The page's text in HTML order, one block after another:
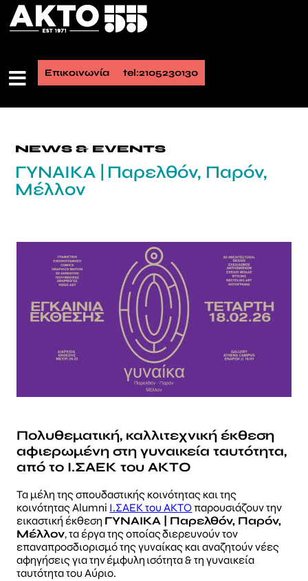
Επικοινωνία tel:2105230130
NEWS & EVENTS
ΓΥΝΑΙΚΑ | Παρελθόν, Παρόν,
Μέλλον
Πολυθεματική, καλλιτεχνική έκθεση
αφιερωμένη στη γυναικεία ταυτότητα,
από το Ι.ΣΑΕΚ του ΑΚΤΟ
Τα μέλη της σπουδαστικής κοινότητας και της
κοινότητας Alumni Ι.ΣΑΕΚ του ΑΚΤΟπαρουσιάζουν την
εικαστική έκθεση ΓΥΝΑΙΚΑ | Παρελθόν, Παρόν,
Μέλλον, τα έργα της οποίας διερευνούν τον
επαναπροσδιορισμό της γυναίκας και αναζητούν νέες
αφηγήσεις για την έμφυλη ισότητα & τη γυναικεία
ταυτότητα του Αύριο.